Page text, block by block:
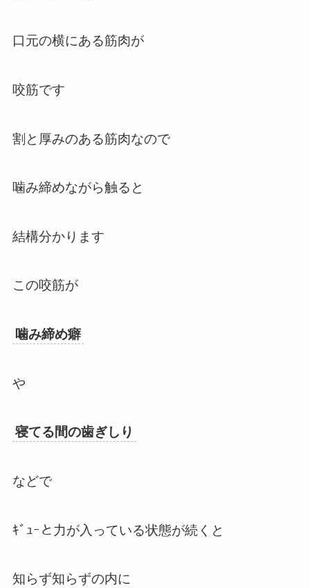
口元の横にある筋肉が
咬筋です
割と厚みのある筋肉なので
噛み締めながら触ると
結構分かります
この咬筋が
噛み締め癖
や
寝てる間の歯ぎしり
などで
ｷﾞｭｰと力が入っている状態が続くと
知らず知らずの内に